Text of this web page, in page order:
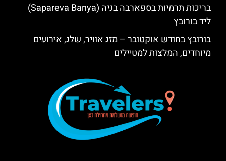
בריכות תרמיות בספארבה בניה (Sapareva Banya)
ליד בורובץ
בורובץ בחודש אוקטובר – מזג אוויר, שלג, אירועים
מיוחדים, המלצות למטיילים